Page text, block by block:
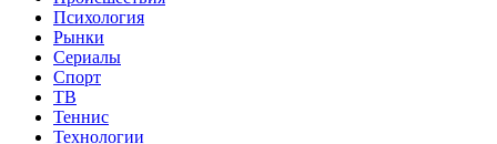
Психология
Рынки
Сериалы
Спорт
ТВ
Теннис
Технологии